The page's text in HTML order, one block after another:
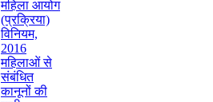
महिला आयोग
(प्रक्रिया)
विनियम,
2016
महिलाओं से
संबंधित
कानूनों की